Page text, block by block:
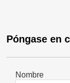
Póngase en
Nombre